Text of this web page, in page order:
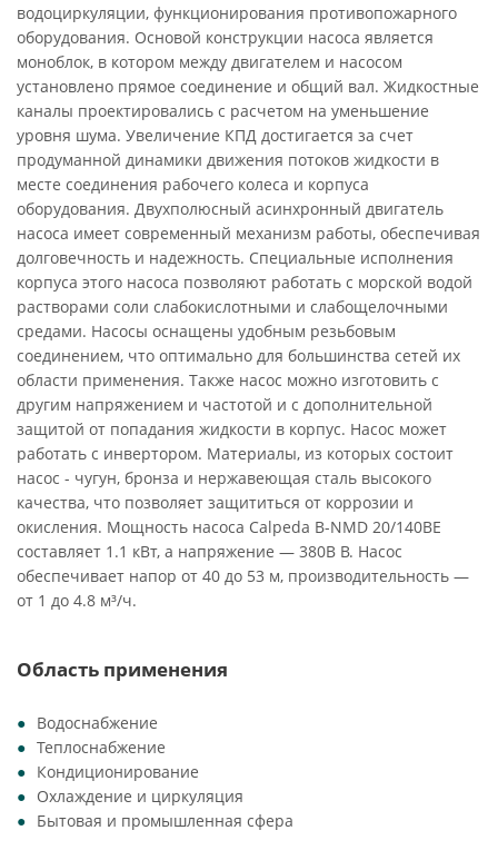
водоциркуляции, функционирования противопожарного
оборудования. Основой конструкции насоса является
моноблок, в котором между двигателем и насосом
установлено прямое соединение и общий вал. Жидкостные
каналы проектировались с расчетом на уменьшение
уровня шума. Увеличение КПД достигается за счет
продуманной динамики движения потоков жидкости в
месте соединения рабочего колеса и корпуса
оборудования. Двухполюсный асинхронный двигатель
насоса имеет современный механизм работы, обеспечивая
долговечность и надежность. Специальные исполнения
корпуса этого насоса позволяют работать с морской водой
растворами соли слабокислотными и слабощелочными
средами. Насосы оснащены удобным резьбовым
соединением, что оптимально для большинства сетей их
области применения. Также насос можно изготовить с
другим напряжением и частотой и с дополнительной
защитой от попадания жидкости в корпус. Насос может
работать с инвертором. Материалы, из которых состоит
насос - чугун, бронза и нержавеющая сталь высокого
качества, что позволяет защититься от коррозии и
окисления. Мощность насоса Calpeda B-NMD 20/140BE
составляет 1.1 кВт, а напряжение — 380В В. Насос
обеспечивает напор от 40 до 53 м, производительность —
от 1 до 4.8 м³/ч.
Область применения
Водоснабжение
Теплоснабжение
Кондиционирование
Охлаждение и циркуляция
Бытовая и промышленная сфера